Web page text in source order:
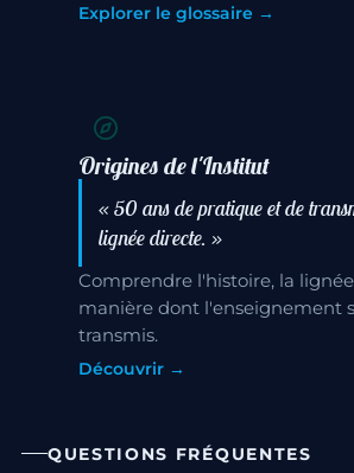
Explorer le glossaire →
Origines de l'Institut
«50 ans de pratique et de
lignée directe. »
Comprendre l'histoire, la
manière dont l'enseignement
transmis.
Découvrir →
QUESTIONS FRÉQUENTES